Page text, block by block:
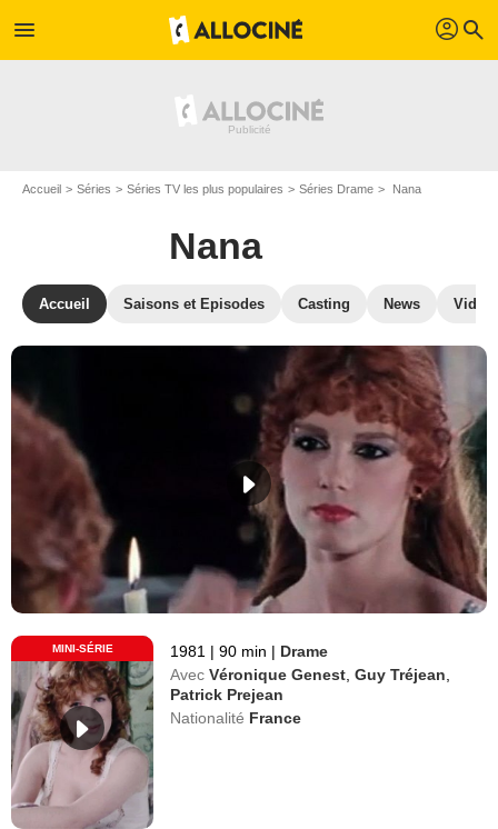
menu profil search
Accueil Séries Séries TV les plus populaires Séries Drame Nana
Nana
Accueil Saisons et Episodes Casting News
MINI-SÉRIE 1981 | 90 min | Drame
Avec Véronique Genest ,Guy Tréjean
Patrick Prejean
Nationalité France